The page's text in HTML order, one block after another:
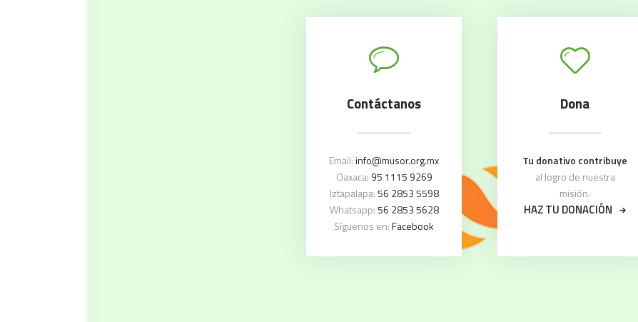
Contáctanos
Email:info@musor.org.mx
Oaxaca: 95 1115 9269
Iztapalapa:56 2853 5598
Whatsapp:56 2853 5628
Síguenos en:Facebook
Dona
Tu donativo contribuye
al logro de nuestra
misión.
HAZ TU DONACIÓN